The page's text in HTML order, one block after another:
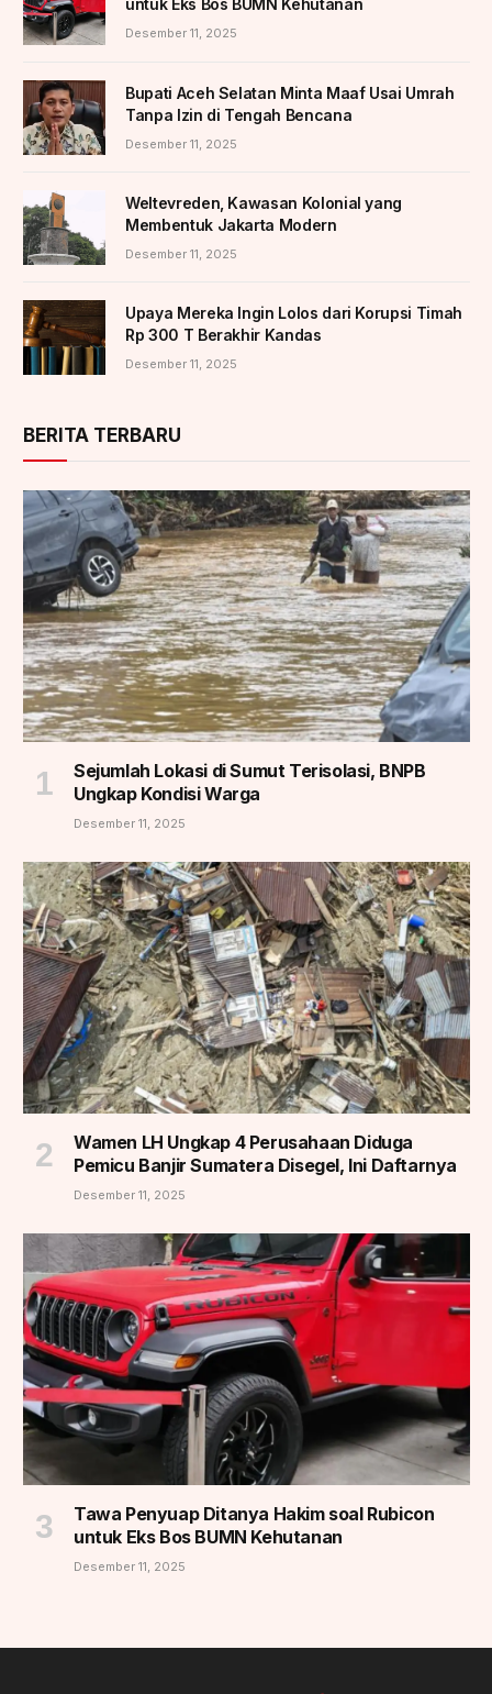
untuk Eks Bos BUMN Kehutanan
Desember 11, 2025
Bupati Aceh Selatan Minta Maaf Usai Umrah
Tanpa Izin di Tengah Bencana
Desember 11, 2025
Weltevreden, Kawasan Kolonial yang
Membentuk Jakarta Modern
Desember 11, 2025
Upaya Mereka Ingin Lolos dari Korupsi Timah
Rp 300 T Berakhir Kandas
Desember 11, 2025
BERITA TERBARU
Sejumlah Lokasi di Sumut Terisolasi, BNPB
Ungkap Kondisi Warga
Desember 11, 2025
Wamen LH Ungkap 4 Perusahaan Diduga
Pemicu Banjir Sumatera Disegel, Ini Daftarnya
Desember 11, 2025
Tawa Penyuap Ditanya Hakim soal Rubicon
untuk Eks Bos BUMN Kehutanan
Desember 11, 2025